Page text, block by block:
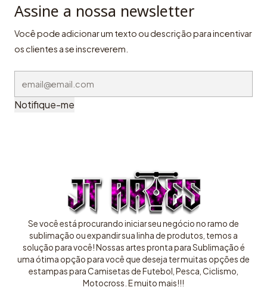
Assine a nossa newsletter
Você pode adicionar um texto ou descrição para incentivar
os clientes a se inscreverem.
Notifique-me
Se você está procurando iniciar seu negócio no ramo de
sublimação ou expandir sua linha de produtos, temos a
solução para você! Nossas artes pronta para Sublimação é
uma ótima opção para você que deseja ter muitas opções de
estampas para Camisetas de Futebol, Pesca, Ciclismo,
Motocross. E muito mais!!!